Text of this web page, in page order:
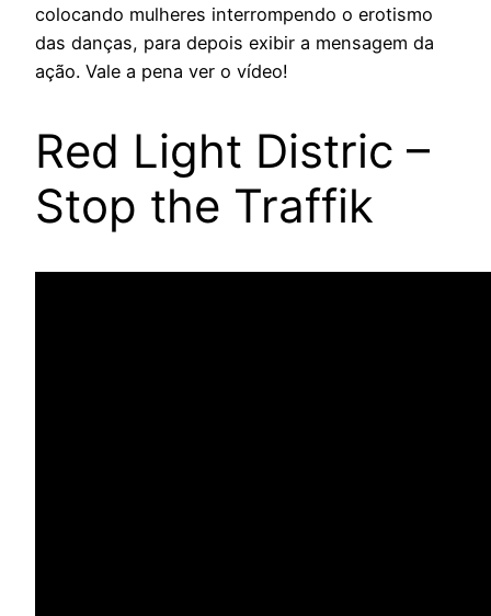
colocando mulheres interrompendo o erotismo
das danças, para depois exibir a mensagem da
ação. Vale a pena ver o vídeo!
Red Light Distric –
Stop the Traffik